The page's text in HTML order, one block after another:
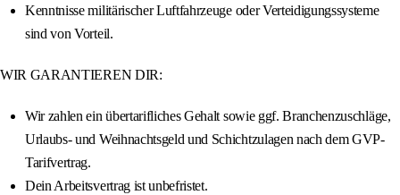
Kenntnisse militärischer Luftfahrzeuge oder Verteidigungssysteme
sind von Vorteil.
WIR GARANTIEREN DIR:
Wir zahlen ein übertarifliches Gehalt sowie ggf. Branchenzuschläge,
Urlaubs- und Weihnachtsgeld und Schichtzulagen nach dem GVP-
Tarifvertrag.
Dein Arbeitsvertrag ist unbefristet.